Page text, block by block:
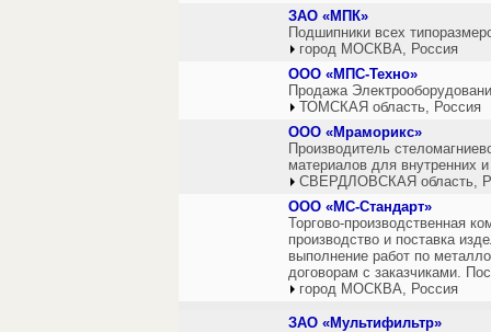
ЗАО «МПК»
Подшипники всех
город МОСКВА, Россия
ООО «МПС-Техно»
Продажа
ТОМСКАЯ область, Россия
ООО «Мраморикс»
Производитель
материалов для внутренних
СВЕРДЛОВСКАЯ область,
ООО «МС-Стандарт»
Торгово-производственная
производство и поставка
выполнение работ по
договорам с заказчиками.
город МОСКВА, Россия
ЗАО «Мультифильтр»